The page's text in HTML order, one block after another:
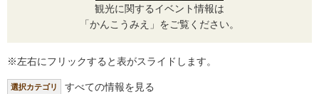
観光に関するイベント情報は
「かんこうみえ」をご覧ください。
※左右にフリックすると表がスライドします。
選択カテゴリ すべての情報を見る